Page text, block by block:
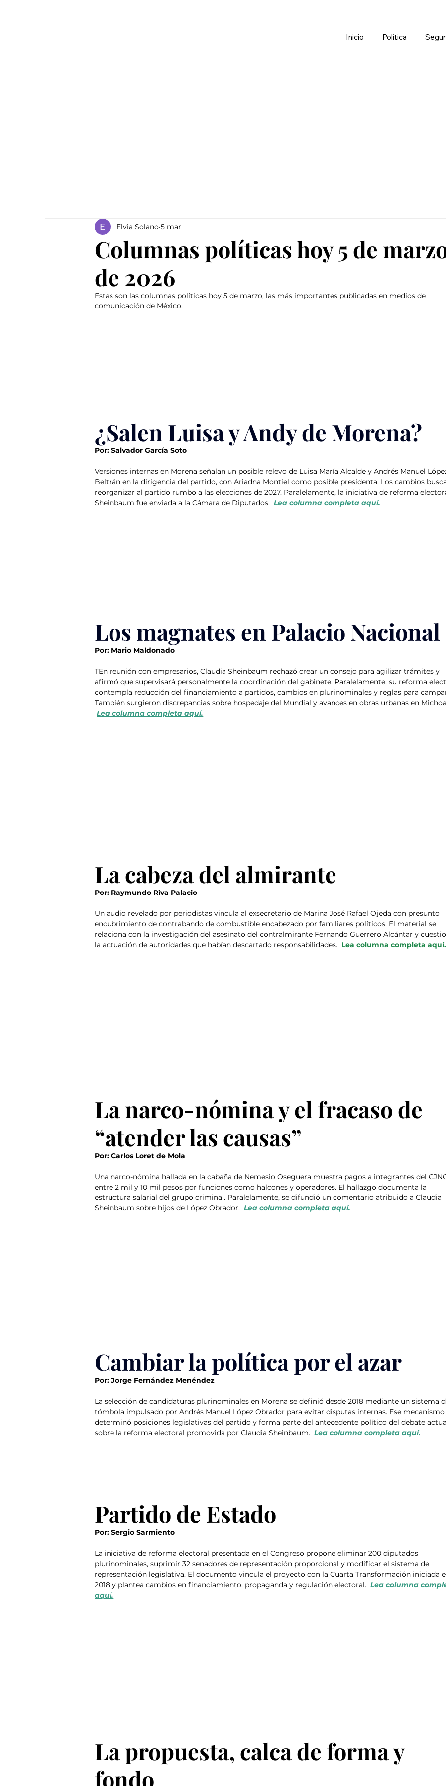
Inicio Política
Columnas políticas hoy 5 de
de 2026
Elvia Solano 5 mar
Estas son las columnas políticas hoy 5 de marzo, las más importantes publicadas en medios de
comunicación de México.
¿Salen Luisa y Andy de Morena?
Por: Salvador García Soto
Versiones internas en Morena señalan un posible relevo de Luisa María Alcalde y Andrés Manuel
Beltrán en la dirigencia del partido, con Ariadna Montiel como posible presidenta. Los cambios
reorganizar al partido rumbo a las elecciones de 2027. Paralelamente, la iniciativa de reforma
Sheinbaum fue enviada a la Cámara de Diputados. Lea columna completa aquí.
Los magnates en Palacio Nacional
Por: Mario Maldonado
TEn reunión con empresarios, Claudia Sheinbaum rechazó crear un consejo para agilizar trámites y
afirmó que supervisará personalmente la coordinación del gabinete. Paralelamente, su reforma
contempla reducción del financiamiento a partidos, cambios en plurinominales y reglas para
También surgieron discrepancias sobre hospedaje del Mundial y avances en obras urbanas en
Lea columna completa aquí.
La cabeza del almirante
Por: Raymundo Riva Palacio
Un audio revelado por periodistas vincula al exsecretario de Marina José Rafael Ojeda con presunto
encubrimiento de contrabando de combustible encabezado por familiares políticos. El material se
relaciona con la investigación del asesinato del contralmirante Fernando Guerrero Alcántar y
la actuación de autoridades que habían descartado responsabilidades. Lea columna completa aquí.
La narco-nómina y el fracaso de
“atender las causas”
Por: Carlos Loret de Mola
Una narco-nómina hallada en la cabaña de Nemesio Oseguera muestra pagos a integrantes del
entre 2 mil y 10 mil pesos por funciones como halcones y operadores. El hallazgo documenta la
estructura salarial del grupo criminal. Paralelamente, se difundió un comentario atribuido a Claudia
Sheinbaum sobre hijos de López Obrador. Lea columna completa aquí.
Cambiar la política por el azar
Por: Jorge Fernández Menéndez
La selección de candidaturas plurinominales en Morena se definió desde 2018 mediante un sistema
tómbola impulsado por Andrés Manuel López Obrador para evitar disputas internas. Ese
determinó posiciones legislativas del partido y forma parte del antecedente político del debate
sobre la reforma electoral promovida por Claudia Sheinbaum. Lea columna completa aquí.
Partido de Estado
Por: Sergio Sarmiento
La iniciativa de reforma electoral presentada en el Congreso propone eliminar 200 diputados
plurinominales, suprimir 32 senadores de representación proporcional y modificar el sistema de
representación legislativa. El documento vincula el proyecto con la Cuarta Transformación iniciada
2018 y plantea cambios en financiamiento, propaganda y regulación electoral. Lea columna
aquí.
La propuesta, calca de forma y
fondo